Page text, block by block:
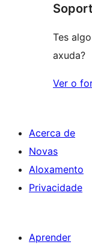
1
Tes
axuda?
Ver o
Acerca de
Novas
Aloxamento
Privacidade
Aprender